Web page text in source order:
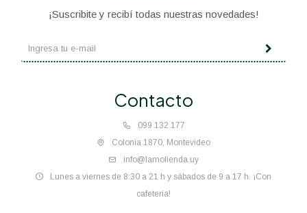
Contacto
099 132 177
Colonia 1870, Montevideo
info@lamolienda.uy
Lunes a viernes de 8:30 a 21 h y sábados de 9 a 17 h. ¡Con
cafetería!
¡Suscribite y recibí todas nuestras novedades!